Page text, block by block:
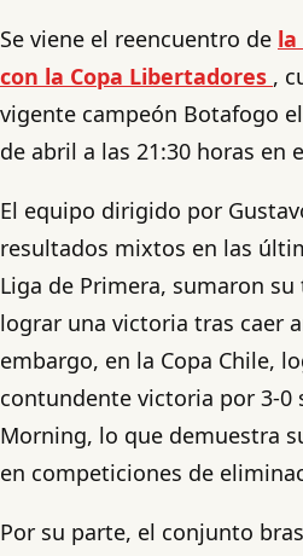
Se viene el reencuentro de la
con la Copa Libertadores ,
vigente campeón Botafogo
de abril a las 21:30 horas en
El equipo dirigido por
resultados mixtos en las
Liga de Primera, sumaron
lograr una victoria tras caer
embargo, en la Copa Chile,
contundente victoria por 3-0
Morning, lo que demuestra
en competiciones de
Por su parte, el conjunto